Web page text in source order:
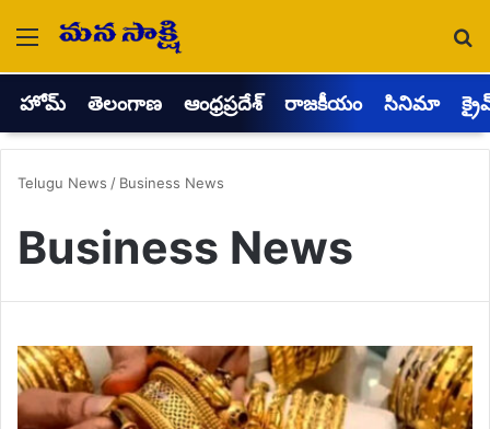
Menu
హోమ్ తెలంగాణ ఆంధ్రప్రదేశ్ రాజకీయం సినిమా
Telugu News / Business News
Business News